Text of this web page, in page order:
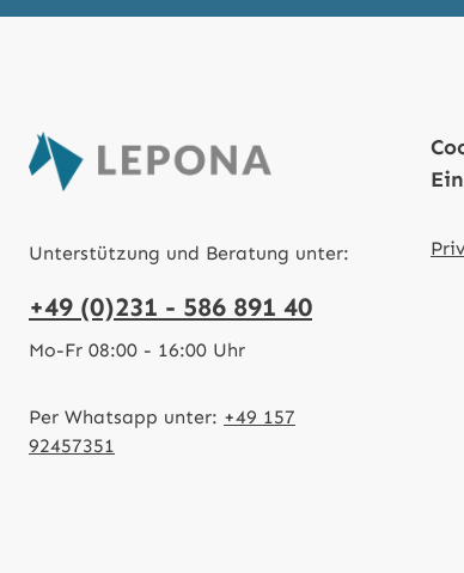
Unterstützung und Beratung unter:
+49 (0)231 - 586 891 40
Mo-Fr 08:00 - 16:00 Uhr
Per Whatsapp unter: +49 157
92457351